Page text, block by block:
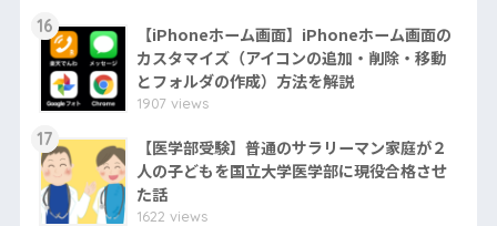
16
【iPhoneホーム画面】iPhoneホーム画面の
カスタマイズ（アイコンの追加・削除・移動
とフォルダの作成）方法を解説
1907 views
17
【医学部受験】普通のサラリーマン家庭が２
人の子どもを国立大学医学部に現役合格させ
た話
1622 views